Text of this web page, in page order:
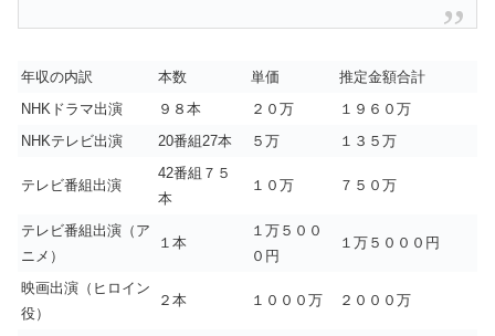
年収の内訳 本数 単価
推定金額合計
NHKドラマ出演
９８本 ２０万
１９６０万
NHKテレビ出演
20番組27本 ５万 １３５万
テレビ番組出演
42番組７５
本
１０万 ７５０万
テレビ番組出演（ア
ニメ）
１本
１万５００
０円
１万５０００円
映画出演（ヒロイン
役）
２本 １０００万 ２０００万